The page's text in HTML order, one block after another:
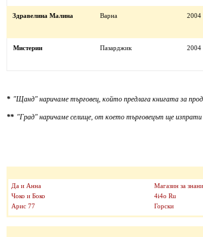
Здравелина Малина Варна 2004
Мистерии Пазарджик 2004
* "Щанд" наричаме търговец, който предлага книгата за
** "Град" наричаме селище, от което търговецът ще изпрати
Да и Анна
Чоко и Боко
Арис 77
Магазин за
4i4o Ru
Горски